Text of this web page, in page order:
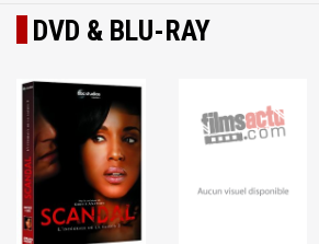
DVD & BLU-RAY